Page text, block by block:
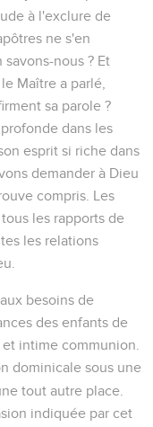
à l'exclure de
ne s'en
nous ? Et
Maître a parlé,
sa parole ?
dans les
esprit si riche dans
demander à Dieu
compris. Les
les rapports de
les relations
besoins de
des enfants de
intime communion.
dominicale sous une
tout autre place.
indiquée par cet